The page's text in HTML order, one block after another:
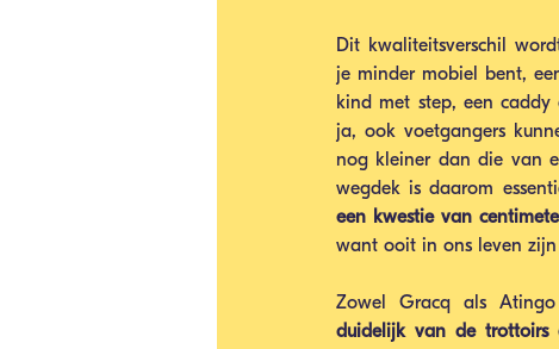
Dit kwaliteitsverschil
je minder mobiel bent,
kind met step, een
ja, ook voetgangers
nog kleiner dan die van
een kwestie van
want ooit in ons leven
Zowel Gracq als
duidelijk van de trottoirs